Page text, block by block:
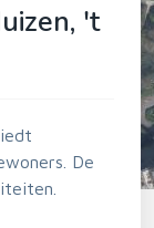
't
De